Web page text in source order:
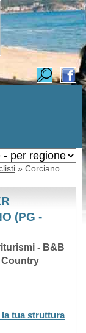
» Corciano
(PG -
- B&B
Country
la tua struttura